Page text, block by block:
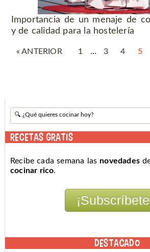
Importancia de un menaje de
y de calidad para la hostelería
« ANTERIOR 1 … 3 4 5
RECETAS GRATIS
Recibe cada semana las novedades
cocinar rico.
DESTACADO